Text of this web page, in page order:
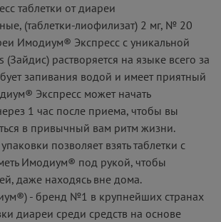
таблетки от диареи
(таблетки-лиофилизат) 2 мг, № 20
Имодиум® Экспресс с уникальной
(Зайдис) растворяется на языке всего за
запивания водой и имеет приятный
Экспресс может начать
1 час после приема, чтобы вы
в привычный вам ритм жизни.
позволяет взять таблетки с
Имодиум® под рукой, чтобы
даже находясь вне дома.
- бренд №1 в крупнейших странах
диареи среди средств на основе